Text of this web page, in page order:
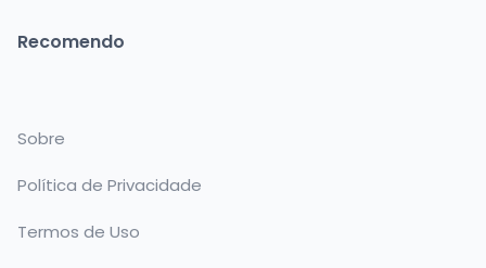
Recomendo
Sobre
Política de Privacidade
Termos de Uso